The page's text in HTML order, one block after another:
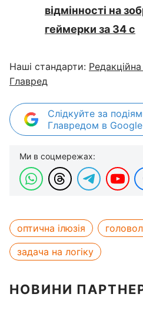
відмінності на
геймерки за 34 с
Наші стандарти:
Главред
Слідкуйте за
Главредом в
Ми в соцмережах:
оптична ілюзія
задача на логіку
НОВИНИ